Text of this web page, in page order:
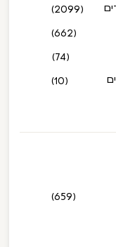
(2099)
(662)
(74)
(10)
(659)